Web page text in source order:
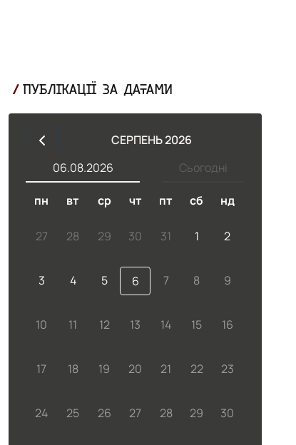
ПУБЛІКАЦІЇ ЗА ДАТАМИ
СЕРПЕНЬ 2026
Сьогодні
06.08.2026
пн вт ср чт пт сб нд
27 28 29 30 31 1 2
3 4 5 6 7 8 9
10 11 12 13 14 15 16
17 18 19 20 21 22 23
24 25 26 27 28 29 30